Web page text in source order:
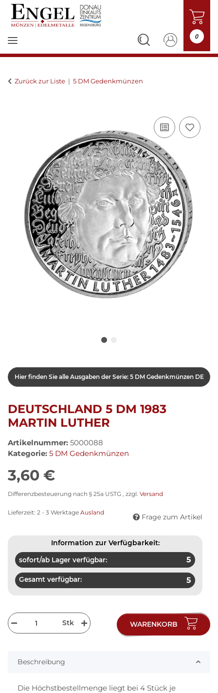
0
Zurück zur Liste 5 DM Gedenkmünzen
Hier finden Sie alle Ausgaben der Serie: 5 DM Gedenkmünzen DE
DEUTSCHLAND 5 DM 1983
MARTIN LUTHER
Artikelnummer: 5000088
Kategorie: 5 DM Gedenkmünzen
3,60 €
Differenzbesteuerung nach § 25a USTG , zzgl. Versand
Lieferzeit: 2 - 3 Werktage Ausland
Frage zum Artikel
Information zur Verfügbarkeit:
sofort/ab Lager verfügbar: 5
Gesamt verfügbar: 5
Stk WARENKORB
Beschreibung
Die Höchstbestellmenge liegt bei 4 Stück je